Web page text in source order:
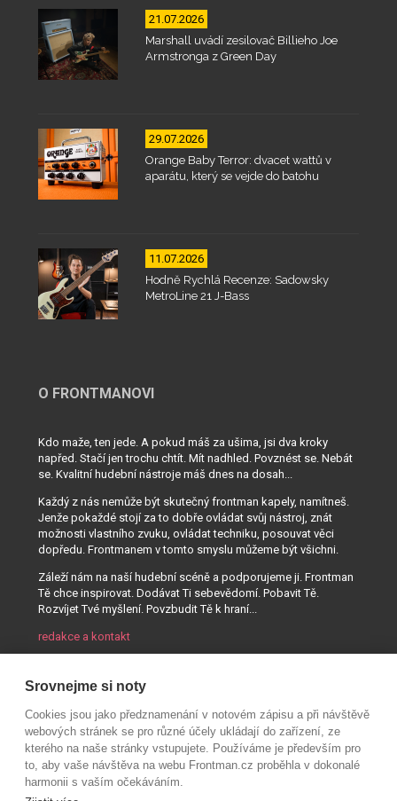
21.07.2026
Marshall uvádí zesilovač Billieho Joe
Armstronga z Green Day
29.07.2026
Orange Baby Terror: dvacet wattů v
aparátu, který se vejde do batohu
11.07.2026
Hodně Rychlá Recenze: Sadowsky
MetroLine 21 J-Bass
O FRONTMANOVI
Kdo maže, ten jede. A pokud máš za ušima, jsi dva kroky
napřed. Stačí jen trochu chtít. Mít nadhled. Povznést se. Nebát
se. Kvalitní hudební nástroje máš dnes na dosah...
Každý z nás nemůže být skutečný frontman kapely, namítneš.
Jenže pokaždé stojí za to dobře ovládat svůj nástroj, znát
možnosti vlastního zvuku, ovládat techniku, posouvat věci
dopředu. Frontmanem v tomto smyslu můžeme být všichni.
Záleží nám na naší hudební scéně a podporujeme ji. Frontman
Tě chce inspirovat. Dodávat Ti sebevědomí. Pobavit Tě.
Rozvíjet Tvé myšlení. Povzbudit Tě k hraní...
redakce a kontakt
Srovnejme si noty
Cookies jsou jako předznamenání v notovém zápisu a při návštěvě
webových stránek se pro různé účely ukládají do zařízení, ze
kterého na naše stránky vstupujete. Používáme je především pro
to, aby vaše návštěva na webu Frontman.cz proběhla v dokonalé
harmonii s vaším očekáváním.